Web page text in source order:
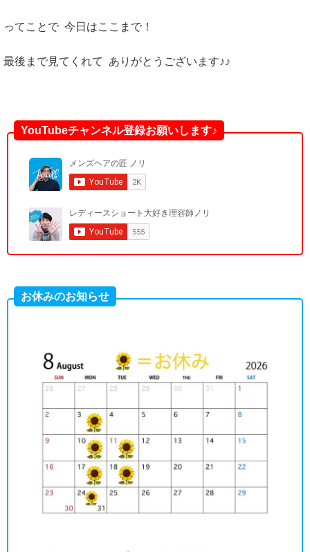
ってことで 今日はここまで！
最後まで見てくれて ありがとうございます♪♪
YouTubeチャンネル登録お願いします♪
お休みのお知らせ